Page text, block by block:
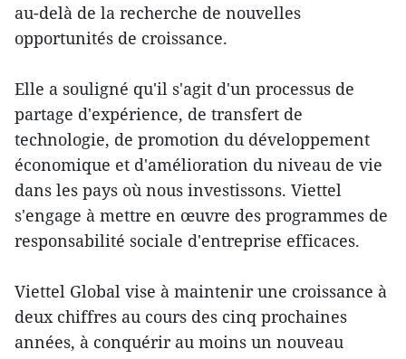
au-delà de la recherche de nouvelles
opportunités de croissance.
Elle a souligné qu'il s'agit d'un processus de
partage d'expérience, de transfert de
technologie, de promotion du développement
économique et d'amélioration du niveau de vie
dans les pays où nous investissons. Viettel
s'engage à mettre en œuvre des programmes de
responsabilité sociale d'entreprise efficaces.
Viettel Global vise à maintenir une croissance à
deux chiffres au cours des cinq prochaines
années, à conquérir au moins un nouveau